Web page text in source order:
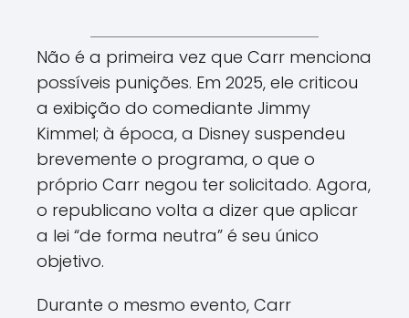
Não é a primeira vez que Carr menciona
possíveis punições. Em 2025, ele criticou
a exibição do comediante Jimmy
Kimmel; à época, a Disney suspendeu
brevemente o programa, o que o
próprio Carr negou ter solicitado. Agora,
o republicano volta a dizer que aplicar
a lei “de forma neutra” é seu único
objetivo.
Durante o mesmo evento, Carr